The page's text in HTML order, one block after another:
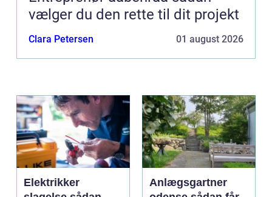
vælger du den rette til dit projekt
Clara Petersen 01 august 2026
Elektrikker
Anlægsgartner